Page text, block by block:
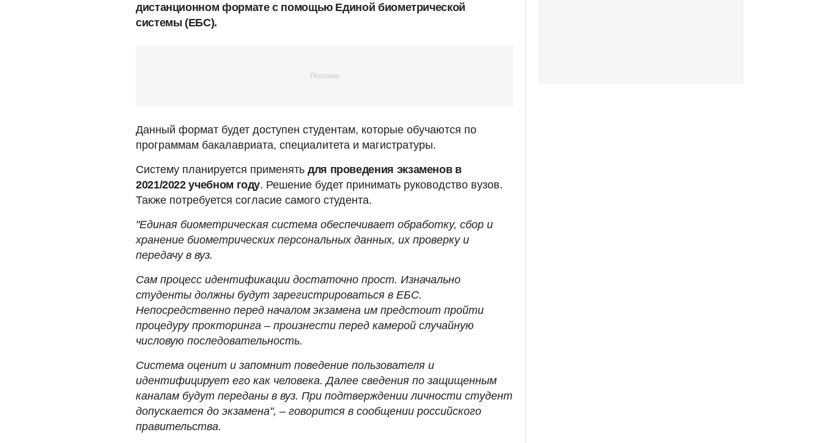
дистанционном формате с помощью Единой биометрической
системы (ЕБС).
Данный формат будет доступен студентам, которые обучаются по
программам бакалавриата, специалитета и магистратуры.
Систему планируется применять для проведения экзаменов в
2021/2022 учебном году. Решение будет принимать руководство вузов.
Также потребуется согласие самого студента.
"Единая биометрическая система обеспечивает обработку, сбор и
хранение биометрических персональных данных, их проверку и
передачу в вуз.
Сам процесс идентификации достаточно прост. Изначально
студенты должны будут зарегистрироваться в ЕБС.
Непосредственно перед началом экзамена им предстоит пройти
процедуру прокторинга – произнести перед камерой случайную
числовую последовательность.
Система оценит и запомнит поведение пользователя и
идентифицирует его как человека. Далее сведения по защищенным
каналам будут переданы в вуз. При подтверждении личности студент
допускается до экзамена", – говорится в сообщении российского
правительства.